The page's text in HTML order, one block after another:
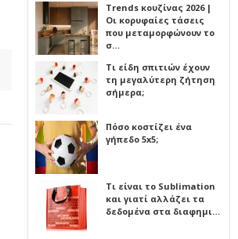
Trends κουζίνας 2026 |
Οι κορυφαίες τάσεις
που μεταμορφώνουν το
σ…
Τι είδη σπιτιών έχουν
τη μεγαλύτερη ζήτηση
σήμερα;
Πόσο κοστίζει ένα
γήπεδο 5x5;
Τι είναι το Sublimation
και γιατί αλλάζει τα
δεδομένα στα διαφημι…